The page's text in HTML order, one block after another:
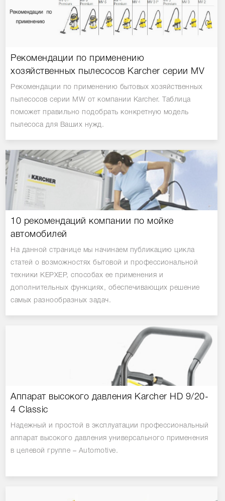
Рекомендации по применению
хозяйственных пылесосов Karcher серии MV
Рекомендации по применению бытовых хозяйственных
пылесосов серии MW от компании Karcher. Таблица
поможет правильно подобрать конкретную модель
пылесоса для Ваших нужд.
10 рекомендаций компании по мойке
автомобилей
На данной странице мы начинаем публикацию цикла
статей о возможностях бытовой и профессиональной
техники КЕРХЕР, способах ее применения и
дополнительных функциях, обеспечивающих решение
самых разнообразных задач.
Аппарат высокого давления Karcher HD 9/20-
4 Classic
Надежный и простой в эксплуатации профессиональный
аппарат высокого давления универсального применения
в целевой группе – Аutomotive.